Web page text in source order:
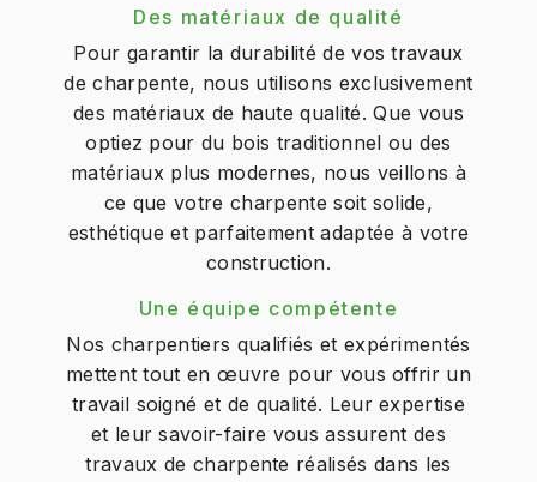
Des matériaux de qualité
Pour garantir la durabilité de vos travaux
de charpente, nous utilisons exclusivement
des matériaux de haute qualité. Que vous
optiez pour du bois traditionnel ou des
matériaux plus modernes, nous veillons à
ce que votre charpente soit solide,
esthétique et parfaitement adaptée à votre
construction.
Une équipe compétente
Nos charpentiers qualifiés et expérimentés
mettent tout en œuvre pour vous offrir un
travail soigné et de qualité. Leur expertise
et leur savoir-faire vous assurent des
travaux de charpente réalisés dans les